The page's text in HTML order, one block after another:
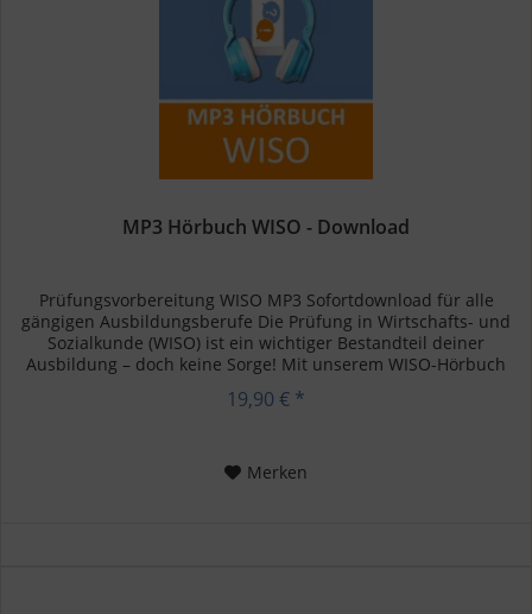
MP3 Hörbuch WISO - Download
Prüfungsvorbereitung WISO MP3 Sofortdownload für alle
gängigen Ausbildungsberufe Die Prüfung in Wirtschafts- und
Sozialkunde (WISO) ist ein wichtiger Bestandteil deiner
Ausbildung – doch keine Sorge! Mit unserem WISO-Hörbuch
19,90 € *
Merken